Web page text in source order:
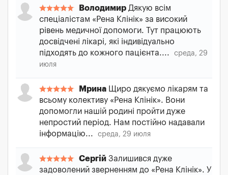
Володимир Дякую всім
спеціалістам «Рена Клінік» за високий
рівень медичної допомоги. Тут працюють
досвідчені лікарі, які індивідуально
підходять до кожного пацієнта....
среда, 29
июля
Мрина Щиро дякуємо лікарям та
всьому колективу «Рена Клінік». Вони
допомогли нашій родині пройти дуже
непростий період. Нам постійно надавали
інформацію...
среда, 29 июля
Сергій Залишився дуже
задоволений зверненням до «Рена Клінік». У